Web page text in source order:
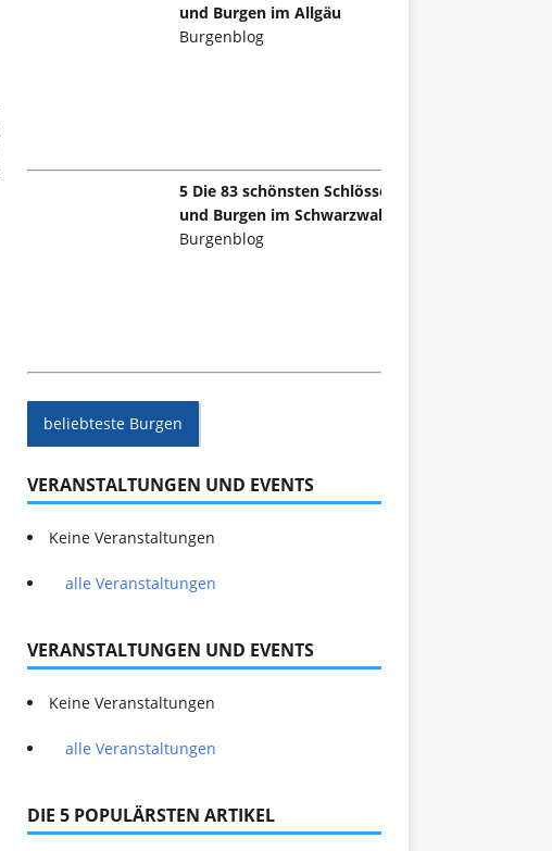
und Burgen im Allgäu
Burgenblog
5 Die 83 schönsten Schlösser
und Burgen im Schwarzwald
Burgenblog
beliebteste Burgen
VERANSTALTUNGEN UND EVENTS
Keine Veranstaltungen
alle Veranstaltungen
VERANSTALTUNGEN UND EVENTS
Keine Veranstaltungen
alle Veranstaltungen
DIE 5 POPULÄRSTEN ARTIKEL